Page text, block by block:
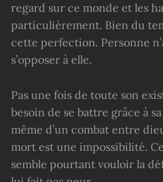
regard sur ce monde et les
particulièrement. Bien du
cette perfection. Personne
s’opposer à elle.
Pas une fois de toute son
besoin de se battre grâce à
même d’un combat entre
mort est une impossibilité.
semble pourtant vouloir la